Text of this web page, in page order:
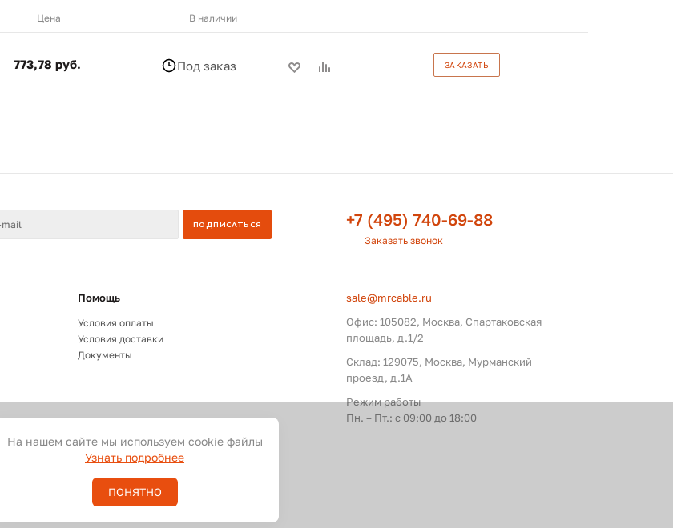
Цена В наличии
773,78 руб. Под заказ ЗАКАЗАТЬ
+7 (495) 740-69-88
Заказать звонок
Помощь
Условия оплаты
Условия доставки
Документы
sale@mrcable.ru
Офис: 105082, Москва, Спартаковская
площадь, д.1/2
Склад: 129075, Москва, Мурманский
проезд, д.1А
Режим работы
Пн. – Пт.: с 09:00 до 18:00
оборудования
На нашем сайте мы используем cookie файлы
Узнать подробнее
ПОНЯТНО